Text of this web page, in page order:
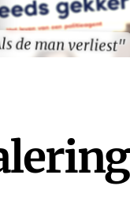
de man verliest"
de man verliest"